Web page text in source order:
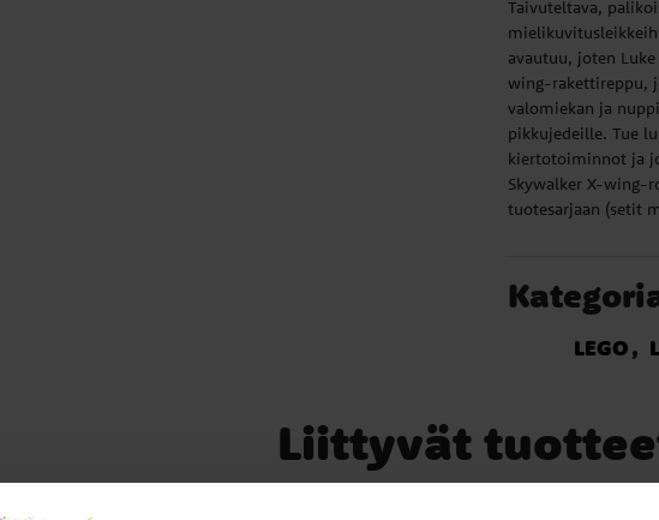
Taivuteltava,
avautuu, joten
wing-rakettireppu,
valomiekan ja
pikkujedeille. Tue
kiertotoiminnot ja
Skywalker X-wing-
tuotesarjaan (setit
LEGO
Liittyvät